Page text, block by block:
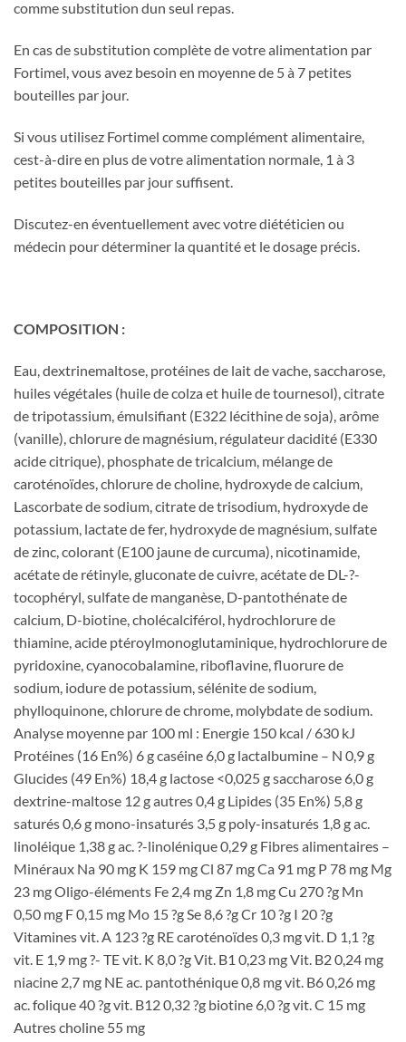
comme substitution dun seul repas.
En cas de substitution complète de votre alimentation par
Fortimel, vous avez besoin en moyenne de 5 à 7 petites
bouteilles par jour.
Si vous utilisez Fortimel comme complément alimentaire,
cest-à-dire en plus de votre alimentation normale, 1 à 3
petites bouteilles par jour suffisent.
Discutez-en éventuellement avec votre diététicien ou
médecin pour déterminer la quantité et le dosage précis.
COMPOSITION :
Eau, dextrinemaltose, protéines de lait de vache, saccharose,
huiles végétales (huile de colza et huile de tournesol), citrate
de tripotassium, émulsifiant (E322 lécithine de soja), arôme
(vanille), chlorure de magnésium, régulateur dacidité (E330
acide citrique), phosphate de tricalcium, mélange de
caroténoïdes, chlorure de choline, hydroxyde de calcium,
Lascorbate de sodium, citrate de trisodium, hydroxyde de
potassium, lactate de fer, hydroxyde de magnésium, sulfate
de zinc, colorant (E100 jaune de curcuma), nicotinamide,
acétate de rétinyle, gluconate de cuivre, acétate de DL-?-
tocophéryl, sulfate de manganèse, D-pantothénate de
calcium, D-biotine, cholécalciférol, hydrochlorure de
thiamine, acide ptéroylmonoglutaminique, hydrochlorure de
pyridoxine, cyanocobalamine, riboflavine, fluorure de
sodium, iodure de potassium, sélénite de sodium,
phylloquinone, chlorure de chrome, molybdate de sodium.
Analyse moyenne par 100 ml : Energie 150 kcal / 630 kJ
Protéines (16 En%) 6 g caséine 6,0 g lactalbumine – N 0,9 g
Glucides (49 En%) 18,4 g lactose <0,025 g saccharose 6,0 g
dextrine-maltose 12 g autres 0,4 g Lipides (35 En%) 5,8 g
saturés 0,6 g mono-insaturés 3,5 g poly-insaturés 1,8 g ac.
linoléique 1,38 g ac. ?-linolénique 0,29 g Fibres alimentaires –
Minéraux Na 90 mg K 159 mg Cl 87 mg Ca 91 mg P 78 mg Mg
23 mg Oligo-éléments Fe 2,4 mg Zn 1,8 mg Cu 270 ?g Mn
0,50 mg F 0,15 mg Mo 15 ?g Se 8,6 ?g Cr 10 ?g I 20 ?g
Vitamines vit. A 123 ?g RE caroténoïdes 0,3 mg vit. D 1,1 ?g
vit. E 1,9 mg ?- TE vit. K 8,0 ?g Vit. B1 0,23 mg Vit. B2 0,24 mg
niacine 2,7 mg NE ac. pantothénique 0,8 mg vit. B6 0,26 mg
ac. folique 40 ?g vit. B12 0,32 ?g biotine 6,0 ?g vit. C 15 mg
Autres choline 55 mg